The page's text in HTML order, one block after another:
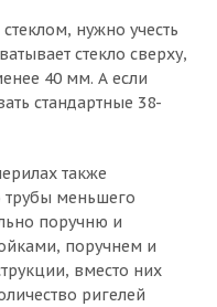
нужно учесть
стекло сверху,
40 мм. А если
стандартные 38-
также
трубы меньшего
поручню и
поручнем и
вместо них
ригелей